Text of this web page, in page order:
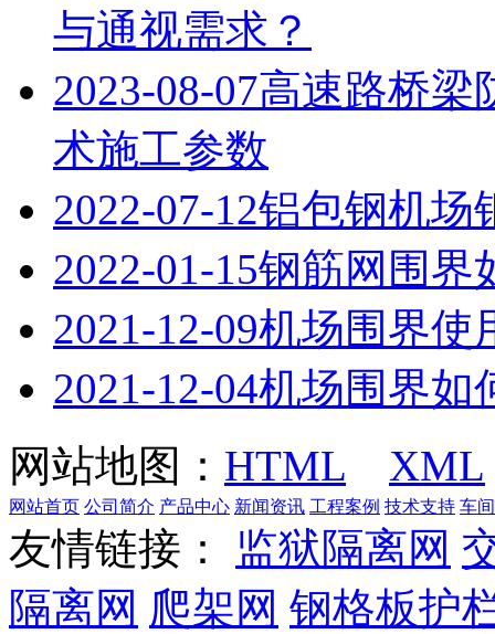
与通视需求？
2023-08-07高速路桥梁
术施工参数
2022-07-12铝包钢机场
2022-01-15钢筋网围界
2021-12-09机场围界使
2021-12-04机场围界如
网站地图： HTML XML
网站首页 公司简介 产品中心 新闻资讯 工程案例 技术支持 车
友情链接： 监狱隔离网
隔离网 爬架网 钢格板护